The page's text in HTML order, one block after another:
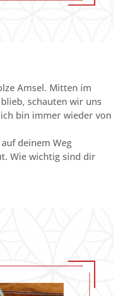
Amsel. Mitten im
schauten wir uns
bin immer wieder von
deinem Weg
Wie wichtig sind dir